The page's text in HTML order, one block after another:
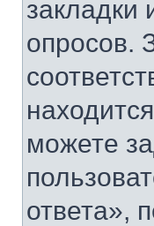
опросов.
можете
ответа»,